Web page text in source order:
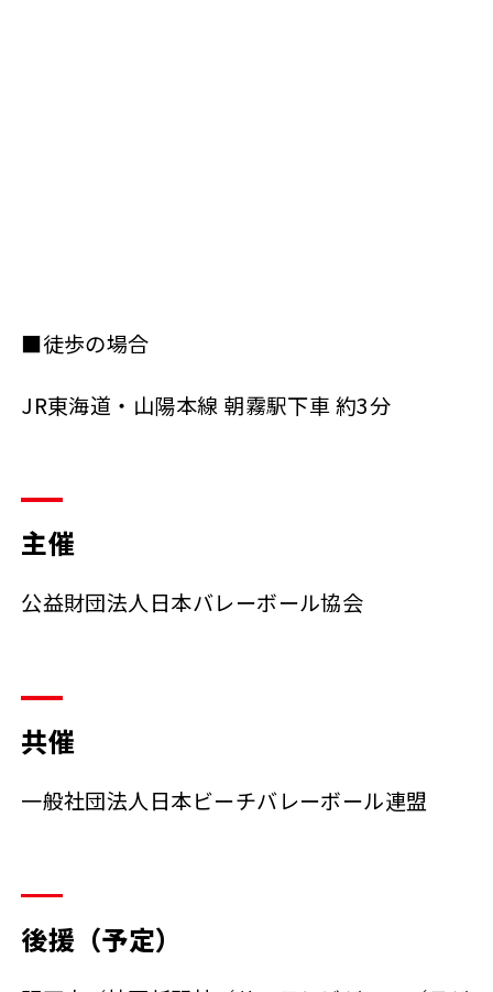
■徒歩の場合
JR東海道・山陽本線 朝霧駅下車 約3分
主催
公益財団法人日本バレーボール協会
共催
一般社団法人日本ビーチバレーボール連盟
後援（予定）